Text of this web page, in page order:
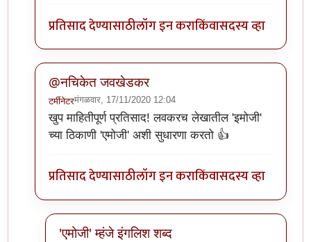
प्रतिसाद देण्यासाठीलॉग इन कराकिंवासदस्य व्हा
@नचिकेत जवखेडकर
टर्मीनेटरमंगळवार, 17/11/2020 12:04
In reply toखूप छान लेख. वाचनखूण साठवलीbyनचिकेत
खुप माहितीपूर्ण प्रतिसाद! लवकरच लेखातील 'इमोजी'
च्या ठिकाणी 'एमोजी' अशी सुधारणा करतो 👍
प्रतिसाद देण्यासाठीलॉग इन कराकिंवासदस्य व्हा
'एमोजी' म्हंजे इंगलिश शब्द